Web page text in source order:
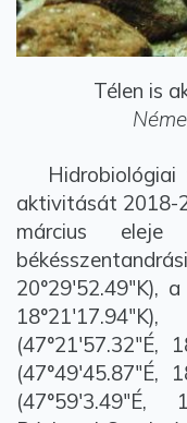
Télen is
Hidrobiológiai
aktivitását 2018-
március
20°29'52.49"K),
(47°21'57.32"É,
(47°49'45.87"É,
(47°59'3.49"É,